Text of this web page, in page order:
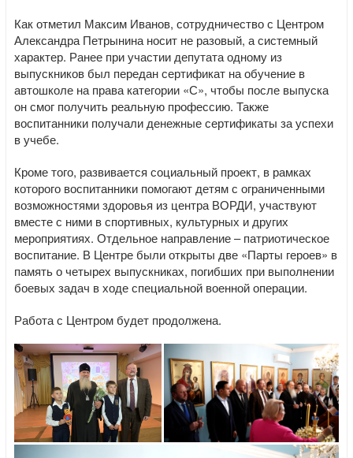
Как отметил Максим Иванов, сотрудничество с Центром
Александра Петрынина носит не разовый, а системный
характер. Ранее при участии депутата одному из
выпускников был передан сертификат на обучение в
автошколе на права категории «С», чтобы после выпуска
он смог получить реальную профессию. Также
воспитанники получали денежные сертификаты за успехи
в учебе.
Кроме того, развивается социальный проект, в рамках
которого воспитанники помогают детям с ограниченными
возможностями здоровья из центра ВОРДИ, участвуют
вместе с ними в спортивных, культурных и других
мероприятиях. Отдельное направление – патриотическое
воспитание. В Центре были открыты две «Парты героев» в
память о четырех выпускниках, погибших при выполнении
боевых задач в ходе специальной военной операции.
Работа с Центром будет продолжена.